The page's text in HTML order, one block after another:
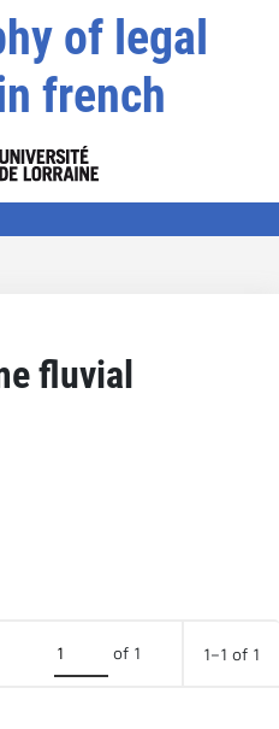
of legal
french
fluvial
of 1 1–1 of 1